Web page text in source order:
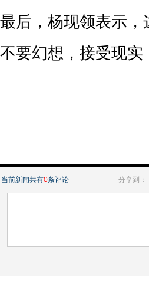
最后，杨现领表示，
不要幻想，接受现实
当前新闻共有0条评论 分享到：